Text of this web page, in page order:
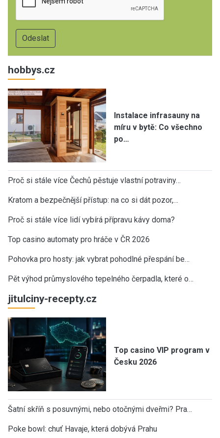
hobbys.cz
Instalace infrasauny na
míru v bytě: Co všechno
po…
Proč si stále více Čechů pěstuje vlastní potraviny…
Kratom a bezpečnější přístup: na co si dát pozor,…
Proč si stále více lidí vybírá přípravu kávy doma?
Top casino automaty pro hráče v ČR 2026
Pohovka pro hosty: jak vybrat pohodlné přespání be…
Pět výhod průmyslového tepelného čerpadla, které o…
jitulciny-recepty.cz
Top casino VIP program v
Česku 2026
Šatní skříň s posuvnými, nebo otočnými dveřmi? Pra…
Poke bowl: chuť Havaje, která dobývá Prahu